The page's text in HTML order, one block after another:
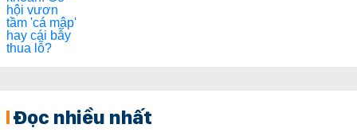
Đọc nhiều nhất